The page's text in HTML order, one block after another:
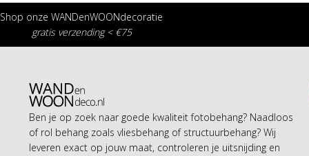
Shop onze WANDenWOONdecoratie
gratis verzending < €75
Ben je op zoek naar goede kwaliteit fotobehang? Naadloos
of rol behang zoals vliesbehang of structuurbehang? Wij
leveren exact op jouw maat, controleren je uitsnijding en